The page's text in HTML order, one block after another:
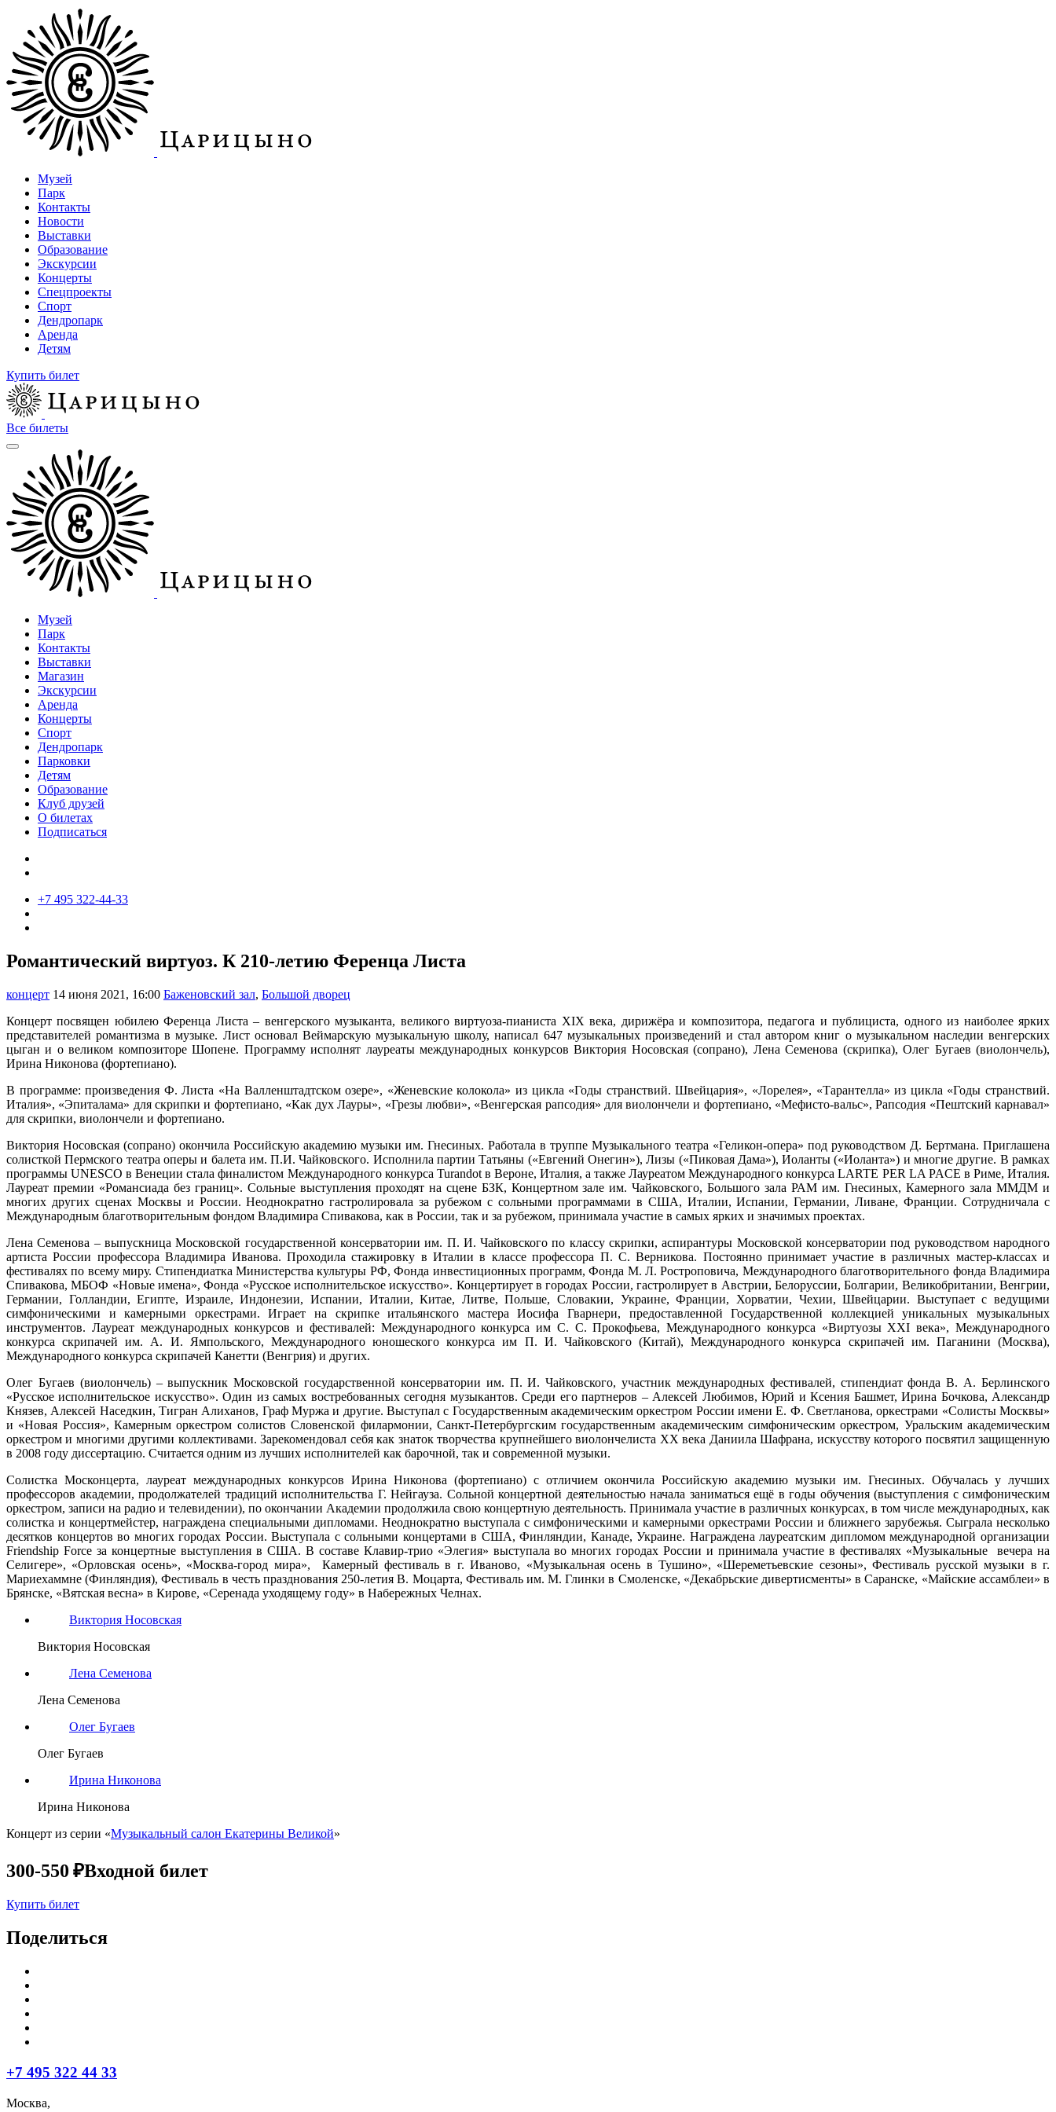
Музей
Парк
Контакты
Новости
Выставки
Образование
Экскурсии
Концерты
Спецпроекты
Спорт
Дендропарк
Аренда
Детям
Купить билет
Все билеты
Музей
Парк
Контакты
Выставки
Магазин
Экскурсии
Аренда
Концерты
Спорт
Дендропарк
Парковки
Детям
Образование
Клуб друзей
О билетах
Подписаться
+7 495 322-44-33
Романтический виртуоз. К 210-летию Ференца Листа
концерт 14 июня 2021, 16:00 Баженовский зал, Большой дворец
Концерт посвящен юбилею Ференца Листа – венгерского музыканта, великого виртуоза-пианиста ХIХ века, дирижёра и композитора, педагога и публициста, одного из наиболее ярких
представителей романтизма в музыке. Лист основал Веймарскую музыкальную школу, написал 647 музыкальных произведений и стал автором книг о музыкальном наследии венгерских
цыган и о великом композиторе Шопене. Программу исполнят лауреаты международных конкурсов Виктория Носовская (сопрано), Лена Семенова (скрипка), Олег Бугаев (виолончель),
Ирина Никонова (фортепиано).
В программе: произведения Ф. Листа «На Валленштадтском озере», «Женевские колокола» из цикла «Годы странствий. Швейцария», «Лорелея», «Тарантелла» из цикла «Годы странствий.
Италия», «Эпиталама» для скрипки и фортепиано, «Как дух Лауры», «Грезы любви», «Венгерская рапсодия» для виолончели и фортепиано, «Мефисто-вальс», Рапсодия «Пештский карнавал»
для скрипки, виолончели и фортепиано.
Виктория Носовская (сопрано) окончила Российскую академию музыки им. Гнесиных. Работала в труппе Музыкального театра «Геликон-опера» под руководством Д. Бертмана. Приглашена
солисткой Пермского театра оперы и балета им. П.И. Чайковского. Исполнила партии Татьяны («Евгений Онегин»), Лизы («Пиковая Дама»), Иоланты («Иоланта») и многие другие. В рамках
программы UNESCO в Венеции стала финалистом Международного конкурса Turandot в Вероне, Италия, а также Лауреатом Международного конкурса LARTE PER LA PACE в Риме, Италия.
Лауреат премии «Романсиада без границ». Сольные выступления проходят на сцене БЗК, Концертном зале им. Чайковского, Большого зала РАМ им. Гнесиных, Камерного зала ММДМ и
многих других сценах Москвы и России. Неоднократно гастролировала за рубежом с сольными программами в CШA, Италии, Испании, Германии, Ливане, Франции. Сотрудничала с
Международным благотворительным фондом Владимира Спивакова, как в России, так и за рубежом, принимала участие в самых ярких и значимых проектах.
Лена Семенова – выпускница Московской государственной консерватории им. П. И. Чайковского по классу скрипки, аспирантуры Московской консерватории под руководством народного
артиста России профессора Владимира Иванова. Проходила стажировку в Италии в классе профессора П. С. Верникова. Постоянно принимает участие в различных мастер-классах и
фестивалях по всему миру. Стипендиатка Министерства культуры РФ, Фонда инвестиционных программ, Фонда М. Л. Ростроповича, Международного благотворительного фонда Владимира
Спивакова, МБОФ «Новые имена», Фонда «Русское исполнительское искусство». Концертирует в городах России, гастролирует в Австрии, Белоруссии, Болгарии, Великобритании, Венгрии,
Германии, Голландии, Египте, Израиле, Индонезии, Испании, Италии, Китае, Литве, Польше, Словакии, Украине, Франции, Хорватии, Чехии, Швейцарии. Выступает с ведущими
симфоническими и камерными оркестрами. Играет на скрипке итальянского мастера Иосифа Гварнери, предоставленной Государственной коллекцией уникальных музыкальных
инструментов. Лауреат международных конкурсов и фестивалей: Международного конкурса им С. С. Прокофьева, Международного конкурса «Виртуозы XXI века», Международного
конкурса скрипачей им. А. И. Ямпольского, Международного юношеского конкурса им П. И. Чайковского (Китай), Международного конкурса скрипачей им. Паганини (Москва),
Международного конкурса скрипачей Канетти (Венгрия) и других.
Олег Бугаев (виолончель) – выпускник Московской государственной консерватории им. П. И. Чайковского, участник международных фестивалей, стипендиат фонда В. А. Берлинского
«Русское исполнительское искусство». Один из самых востребованных сегодня музыкантов. Среди его партнеров – Алексей Любимов, Юрий и Ксения Башмет, Ирина Бочкова, Александр
Князев, Алексей Наседкин, Тигран Алиханов, Граф Муржа и другие. Выступал с Государственным академическим оркестром России имени Е. Ф. Светланова, оркестрами «Солисты Москвы»
и «Новая Россия», Камерным оркестром солистов Словенской филармонии, Санкт-Петербургским государственным академическим симфоническим оркестром, Уральским академическим
оркестром и многими другими коллективами. Зарекомендовал себя как знаток творчества крупнейшего виолончелиста ХХ века Даниила Шафрана, искусству которого посвятил защищенную
в 2008 году диссертацию. Считается одним из лучших исполнителей как барочной, так и современной музыки.
Солистка Москонцерта, лауреат международных конкурсов Ирина Никонова (фортепиано) с отличием окончила Российскую академию музыки им. Гнесиных. Обучалась у лучших
профессоров академии, продолжателей традиций исполнительства Г. Нейгауза. Сольной концертной деятельностью начала заниматься ещё в годы обучения (выступления с симфоническим
оркестром, записи на радио и телевидении), по окончании Академии продолжила свою концертную деятельность. Принимала участие в различных конкурсах, в том числе международных, как
солистка и концертмейстер, награждена специальными дипломами. Неоднократно выступала с симфоническими и камерными оркестрами России и ближнего зарубежья. Сыграла несколько
десятков концертов во многих городах России. Выступала с сольными концертами в США, Финляндии, Канаде, Украине. Награждена лауреатским дипломом международной организации
Friendship Force за концертные выступления в США. В составе Клавир-трио «Элегия» выступала во многих городах России и принимала участие в фестивалях «Музыкальные вечера на
Селигере», «Орловская осень», «Москва-город мира», Камерный фестиваль в г. Иваново, «Музыкальная осень в Тушино», «Шереметьевские сезоны», Фестиваль русской музыки в г.
Мариехаммне (Финляндия), Фестиваль в честь празднования 250-летия В. Моцарта, Фестиваль им. М. Глинки в Смоленске, «Декабрьские дивертисменты» в Саранске, «Майские ассамблеи» в
Брянске, «Вятская весна» в Кирове, «Серенада уходящему году» в Набережных Челнах.
Виктория Носовская
Виктория Носовская
Лена Семенова
Лена Семенова
Олег Бугаев
Олег Бугаев
Ирина Никонова
Ирина Никонова
Концерт из серии «Музыкальный салон Екатерины Великой»
300-550 ₽Входной билет
Купить билет
Поделиться
+7 495 322 44 33
Москва,